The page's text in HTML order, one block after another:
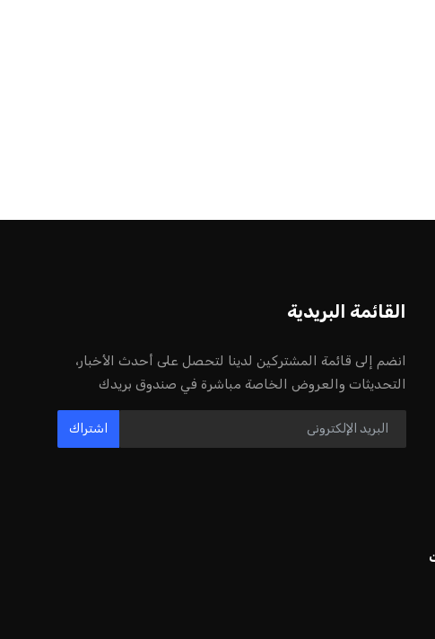
عمر إبراهيم 22 يوليو 2026
مستثمر هندي بريطاني يسعى لامتلاك
حصة في نادي ليفربول الرياضي